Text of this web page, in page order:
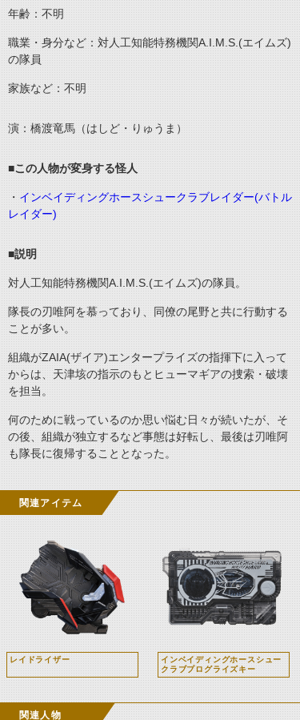
年齢：不明
職業・身分など：対人工知能特務機関A.I.M.S.(エイムズ)
の隊員
家族など：不明
演：橋渡竜馬（はしど・りゅうま）
■この人物が変身する怪人
・ インベイディングホースシュークラブレイダー(バトル
レイダー)
■説明
対人工知能特務機関A.I.M.S.(エイムズ)の隊員。
隊長の刃唯阿を慕っており、同僚の尾野と共に行動する
ことが多い。
組織がZAIA(ザイア)エンタープライズの指揮下に入って
からは、天津垓の指示のもとヒューマギアの捜索・破壊
を担当。
何のために戦っているのか思い悩む日々が続いたが、そ
の後、組織が独立するなど事態は好転し、最後は刃唯阿
も隊長に復帰することとなった。
関連アイテム
レイドライザー
インベイディングホースシュー
クラブプログライズキー
関連人物